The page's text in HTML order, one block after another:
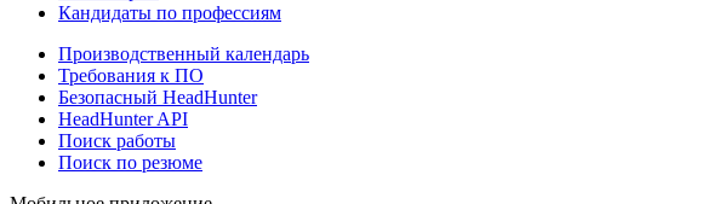
Кандидаты по профессиям
Производственный календарь
Требования к ПО
Безопасный HeadHunter
HeadHunter API
Поиск работы
Поиск по резюме